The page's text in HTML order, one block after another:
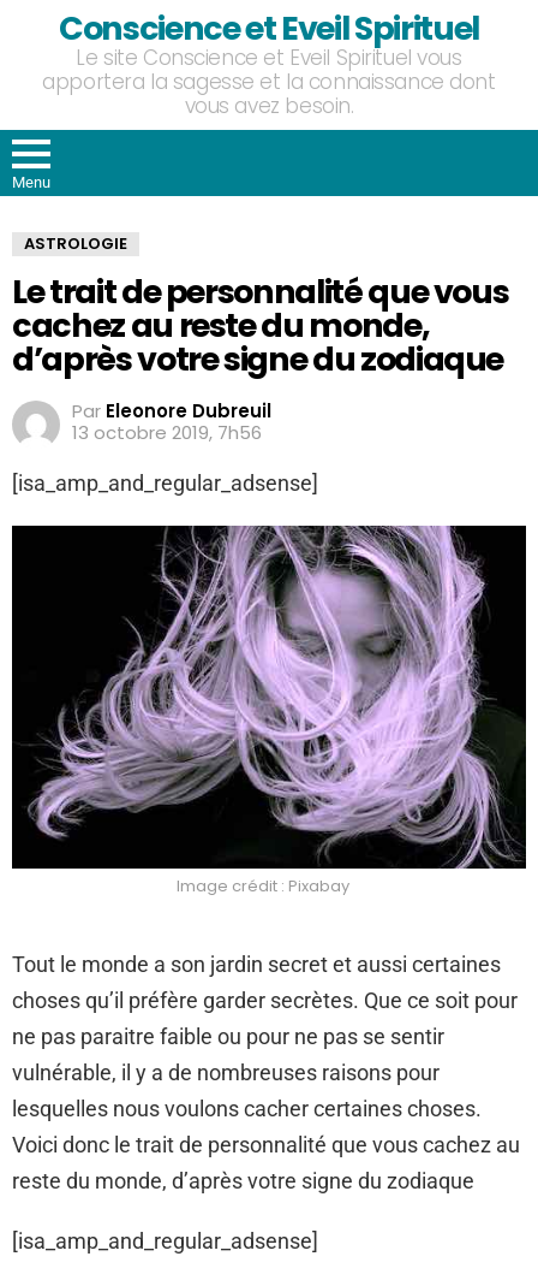
Conscience et Eveil Spirituel
Le site Conscience et Eveil Spirituel vous
apportera la sagesse et la connaissance dont
vous avez besoin.
Menu
ASTROLOGIE
Le trait de personnalité que vous
cachez au reste du monde,
d’après votre signe du zodiaque
Par Eleonore Dubreuil
13 octobre 2019, 7h56
[isa_amp_and_regular_adsense]
Image crédit : Pixabay
Tout le monde a son jardin secret et aussi certaines
choses qu’il préfère garder secrètes. Que ce soit pour
ne pas paraitre faible ou pour ne pas se sentir
vulnérable, il y a de nombreuses raisons pour
lesquelles nous voulons cacher certaines choses.
Voici donc le trait de personnalité que vous cachez au
reste du monde, d’après votre signe du zodiaque
[isa_amp_and_regular_adsense]